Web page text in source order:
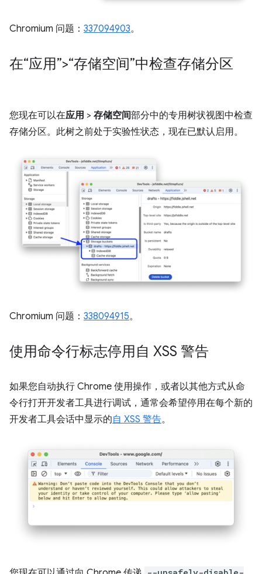
Chromium 问题： 337094903。
在“应用”>“存储空间”中检查存储分区
您现在可以在应用 > 存储空间部分中的专用树状视图中检查
存储分区。此树之前处于实验性状态，现在已默认启用。
Chromium 问题： 338094915。
使用命令行标志停用自 XSS 警告
如果您自动执行 Chrome 使用操作，或者以其他方式从命
令行打开开发者工具进行调试，通常会希望停用在每个新的
开发者工具会话中显示的自 XSS 警告。